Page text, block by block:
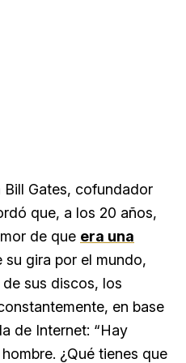
Gates, cofundador
que, a los 20 años,
de que era una
su gira por el mundo,
sus discos, los
en base
de Internet: “Hay
¿Qué tienes que